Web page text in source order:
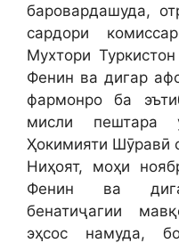
баровардашуда,
сардори
Мухтори
Фенин ва дигар
фармонро ба
мисли пештара
Ҳокимияти Шӯравӣ
Ниҳоят, моҳи
Фенин ва
бенатиҷагии
эҳсос намуда,